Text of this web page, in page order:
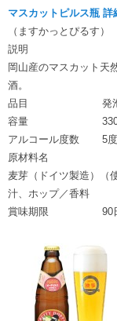
マスカットピルス瓶 詳
（ますかっとぴるす）
説明
岡山産のマスカット天
酒。
品目
発
容量
アルコール度数
5度
原材料名
麦芽（ドイツ製造）（
汁、ホップ／香料
賞味期限
90